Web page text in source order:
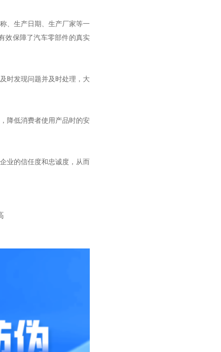
、生产日期、生产厂家等一
效保障了汽车零部件的真实
时发现问题并及时处理，大
降低消费者使用产品时的安
业的信任度和忠诚度，从而